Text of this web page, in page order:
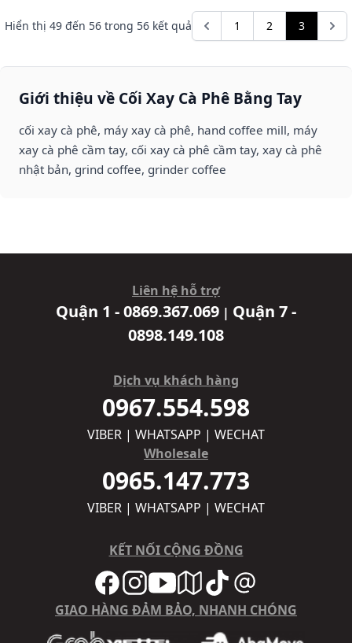
Hiển thị 49 đến 56 trong 56 kết quả 1 2 3
Giới thiệu về Cối Xay Cà Phê Bằng Tay
cối xay cà phê, máy xay cà phê, hand coffee mill, máy
xay cà phê cầm tay, cối xay cà phê cầm tay, xay cà phê
nhật bản, grind coffee, grinder coffee
Liên hệ hỗ trợ
Quận 1 - 0869.367.069 | Quận 7 -
0898.149.108
Dịch vụ khách hàng
0967.554.598
VIBER | WHATSAPP | WECHAT
Wholesale
0965.147.773
VIBER | WHATSAPP | WECHAT
KẾT NỐI CỘNG ĐỒNG
GIAO HÀNG ĐẢM BẢO, NHANH CHÓNG